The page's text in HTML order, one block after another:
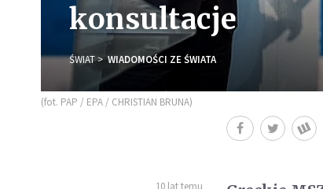
konsultacje
ŚWIAT WIADOMOŚCI ZE ŚWIATA
(fot. PAP / EPA / CHRISTIAN BRUNA)
10 lat temu